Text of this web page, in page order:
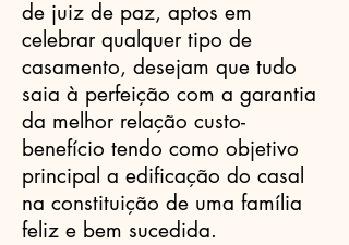
de juiz de paz, aptos em
celebrar qualquer tipo de
casamento, desejam que tudo
saia à perfeição com a garantia
da melhor relação custo-
benefício tendo como objetivo
principal a edificação do casal
na constituição de uma família
feliz e bem sucedida.